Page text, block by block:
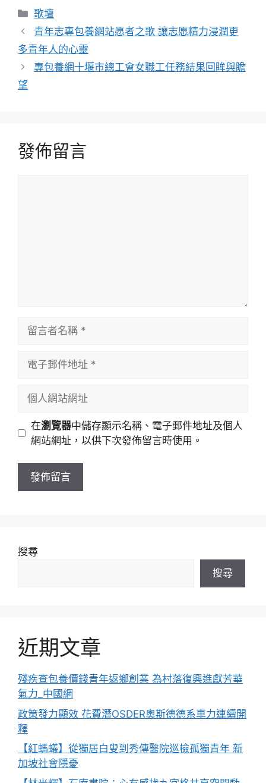
分
類
歌壇
青年志專包養網站愿者之歌 讓志愿精力浸潤更
多青年人的心靈
專包養網十堰市總工會女職工任務結果回眸與瞻
望
發佈留言
址
站
址
在瀏覽器中儲存顯示名稱、電子郵件地址及個人
網站網址，以供下次發佈留言時使用。
搜尋
搜尋
近期文章
殘疾查包養價錢青年返鄉創業 為村落復興進獻芳華
氣力_中國網
政策發力顯效 花費潛OSDER奧斯德德系車力連續開
釋
【紅螞蟻】從獨居白叟到秀傳醫院巡檢孤獨青年 新
加坡社會隱憂